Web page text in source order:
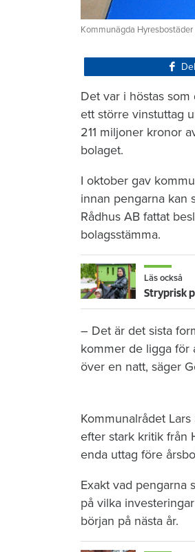
Kommunägda
Det var i höstas
ett större vinstuttag
211 miljoner kronor
bolaget.
I oktober gav
innan pengarna kan
Rådhus AB fattat
bolagsstämma.
Läs också
Stryprisk
– Det är det sista
kommer de ligga för
över en natt, säger
Kommunalrådet
efter stark kritik från
enda uttag före
Exakt vad pengarna
på vilka
början på nästa år.